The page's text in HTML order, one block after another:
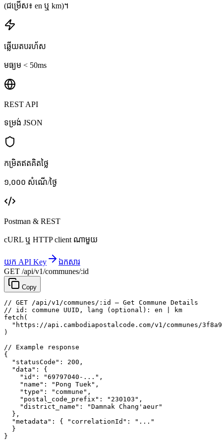
(ជម្រើស៖ en ឬ km)។
ឆ្លើយតបរហ័ស
មធ្យម < 50ms
REST API
ទម្រង់ JSON
កម្រិតឥតគិតថ្លៃ
១,០០០ សំណើ/ថ្ងៃ
Postman & REST
cURL ឬ HTTP client ណាមួយ
យក API Key
ឯកសារ
GET /api/v1/communes/:id
Copy
// GET /api/v1/communes/:id — Get Commune Details
// id: commune UUID, lang (optional): en | km
fetch (
"https://api.cambodiapostalcode.com/v1/communes/
)
// Example response
{
"statusCode" : 200 ,
"data" : {
"id" : "69797040-..." ,
"name" : "Pong Tuek" ,
"type" : "commune" ,
"postal_code_prefix" : "230103" ,
"district_name" :
"Damnak Chang'aeur"
},
"metadata" : { "correlationId" :
"..."
}
}